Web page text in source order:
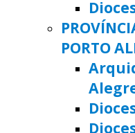
PORTO